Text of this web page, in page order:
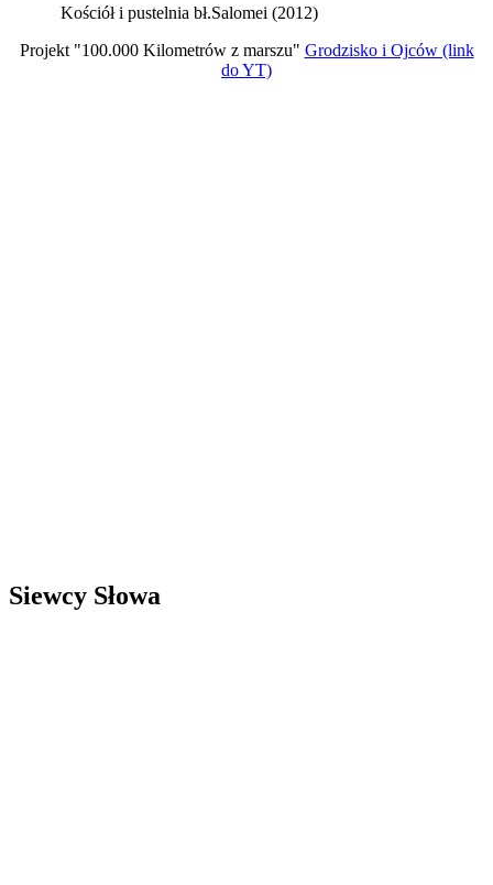
Kościół i pustelnia bł.Salomei (2012)
Projekt "100.000 Kilometrów z marszu" Grodzisko i Ojców (link
do YT)
Siewcy Słowa